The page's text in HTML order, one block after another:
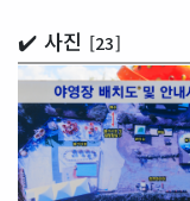
✔️ 사진 [23]